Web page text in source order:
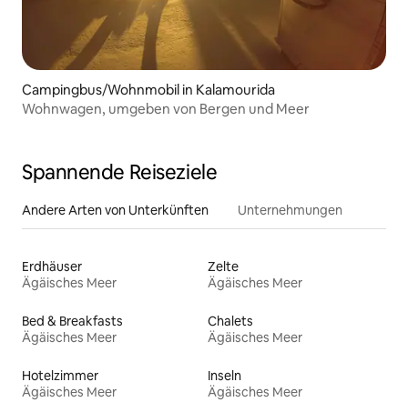
Campingbus/Wohnmobil in Kalamourida
Wohnwagen, umgeben von Bergen und Meer
Spannende Reiseziele
Andere Arten von Unterkünften Unternehmungen
Erdhäuser
Ägäisches Meer
Zelte
Ägäisches Meer
Bed & Breakfasts
Ägäisches Meer
Chalets
Ägäisches Meer
Hotelzimmer
Ägäisches Meer
Inseln
Ägäisches Meer